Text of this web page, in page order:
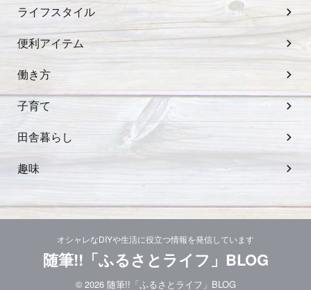
ライフスタイル
便利アイテム
働き方
子育て
田舎暮らし
趣味
オシャレなDIYや生活に役立つ情報を発信しています
随筆!!「ふるさとライフ」BLOG
© 2026 随筆!!「ふるさとライフ」BLOG